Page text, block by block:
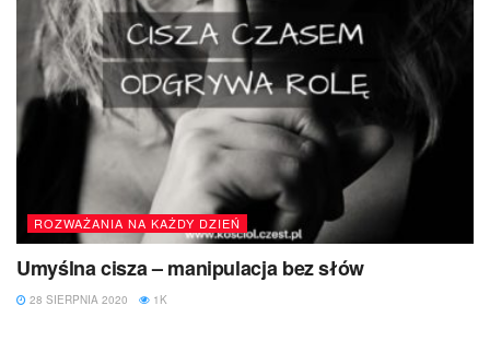
ROZWAŻANIA NA KAŻDY DZIEŃ
Umyślna cisza – manipulacja bez słów
28 SIERPNIA 2020 1K